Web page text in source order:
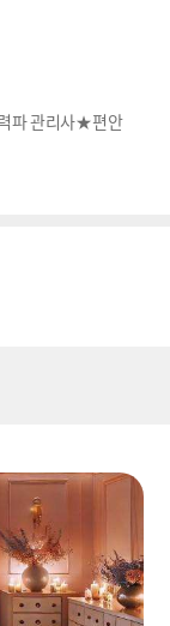
파 관리사★편안